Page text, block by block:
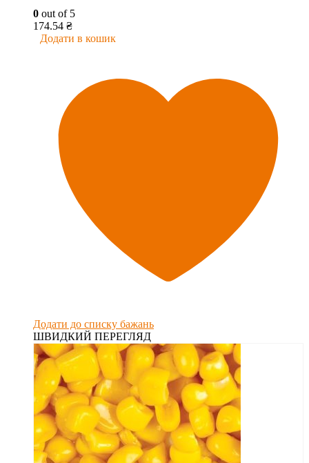
0 out of 5
174.54 ₴
Додати в кошик
Додати до списку бажань
ШВИДКИЙ ПЕРЕГЛЯД